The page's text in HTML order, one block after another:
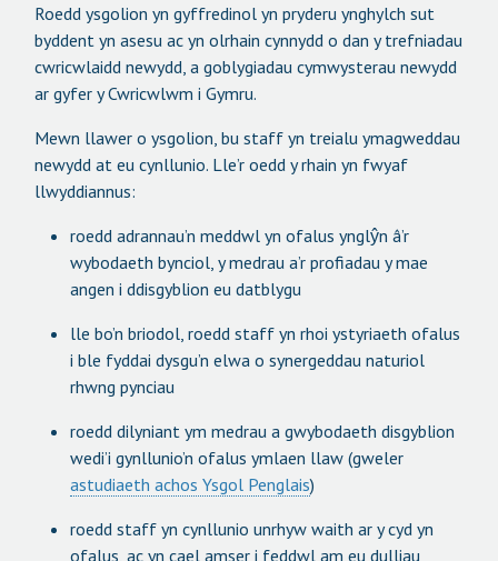
Roedd ysgolion yn gyffredinol yn pryderu ynghylch sut
byddent yn asesu ac yn olrhain cynnydd o dan y trefniadau
cwricwlaidd newydd, a goblygiadau cymwysterau newydd
ar gyfer y Cwricwlwm i Gymru.
Mewn llawer o ysgolion, bu staff yn treialu ymagweddau
newydd at eu cynllunio. Lle’r oedd y rhain yn fwyaf
llwyddiannus:
roedd adrannau’n meddwl yn ofalus ynglŷn â’r
wybodaeth bynciol, y medrau a’r profiadau y mae
angen i ddisgyblion eu datblygu
lle bo’n briodol, roedd staff yn rhoi ystyriaeth ofalus
i ble fyddai dysgu’n elwa o synergeddau naturiol
rhwng pynciau
roedd dilyniant ym medrau a gwybodaeth disgyblion
wedi’i gynllunio’n ofalus ymlaen llaw (gweler
astudiaeth achos Ysgol Penglais)
roedd staff yn cynllunio unrhyw waith ar y cyd yn
ofalus, ac yn cael amser i feddwl am eu dulliau